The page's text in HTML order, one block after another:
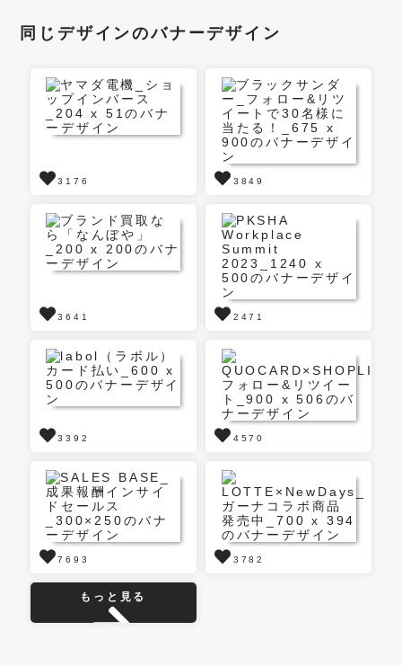
同じデザインのバナーデザイン
3176 3849
3641 2471
3392 4570
7693 3782
もっと見る